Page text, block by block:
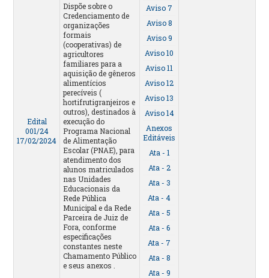
Edital
001/24
17/02/2024
Dispõe sobre o
Credenciamento de
organizações
formais
(cooperativas) de
agricultores
familiares para a
aquisição de gêneros
alimentícios
perecíveis (
hortifrutigranjeiros e
outros), destinados à
execução do
Programa Nacional
de Alimentação
Escolar (PNAE), para
atendimento dos
alunos matriculados
nas Unidades
Educacionais da
Rede Pública
Municipal e da Rede
Parceira de Juiz de
Fora, conforme
especificações
constantes neste
Chamamento Público
e seus anexos .
Aviso 7
Aviso 8
Aviso 9
Aviso 10
Aviso 11
Aviso 12
Aviso 13
Aviso 14
Anexos
Editáveis
Ata - 1
Ata - 2
Ata - 3
Ata - 4
Ata - 5
Ata - 6
Ata - 7
Ata - 8
Ata - 9